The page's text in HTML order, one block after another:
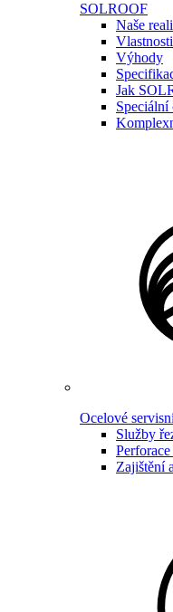
SOLROOF
Naše
Vlastnosti
Výhody
Jak
Speciální
Ocelové
Služby
Perforace
Zajištění